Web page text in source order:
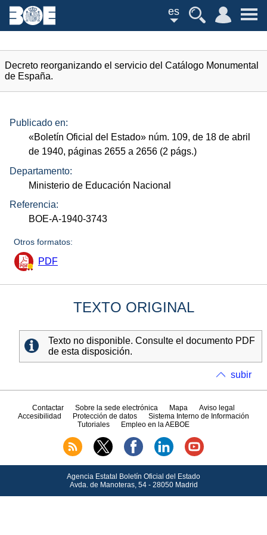
es
Decreto reorganizando el servicio del Catálogo Monumental
de España.
Publicado en:
«Boletín Oficial del Estado» núm. 109, de 18 de abril
de 1940, páginas 2655 a 2656 (2 págs.)
Departamento:
Ministerio de Educación Nacional
Referencia:
BOE-A-1940-3743
Otros formatos:
PDF
TEXTO ORIGINAL
Texto no disponible. Consulte el documento PDF
de esta disposición.
subir
Contactar Sobre la sede electrónica Mapa
Aviso legal
Accesibilidad
Protección de datos
Sistema Interno de Información
Tutoriales
Empleo en la AEBOE
Agencia Estatal Boletín Oficial del Estado
Avda.de Manoteras, 54 - 28050 Madrid